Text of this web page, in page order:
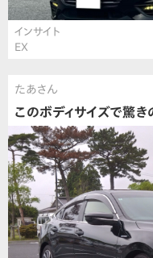
インサイト
EX
たあさん
このボディサイズで驚